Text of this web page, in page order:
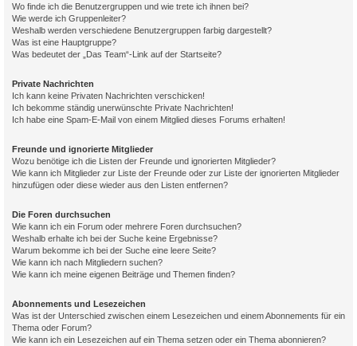
Wo finde ich die Benutzergruppen und wie trete ich ihnen bei?
Wie werde ich Gruppenleiter?
Weshalb werden verschiedene Benutzergruppen farbig dargestellt?
Was ist eine Hauptgruppe?
Was bedeutet der „Das Team“-Link auf der Startseite?
Private Nachrichten
Ich kann keine Privaten Nachrichten verschicken!
Ich bekomme ständig unerwünschte Private Nachrichten!
Ich habe eine Spam-E-Mail von einem Mitglied dieses Forums erhalten!
Freunde und ignorierte Mitglieder
Wozu benötige ich die Listen der Freunde und ignorierten Mitglieder?
Wie kann ich Mitglieder zur Liste der Freunde oder zur Liste der ignorierten Mitglieder
hinzufügen oder diese wieder aus den Listen entfernen?
Die Foren durchsuchen
Wie kann ich ein Forum oder mehrere Foren durchsuchen?
Weshalb erhalte ich bei der Suche keine Ergebnisse?
Warum bekomme ich bei der Suche eine leere Seite?
Wie kann ich nach Mitgliedern suchen?
Wie kann ich meine eigenen Beiträge und Themen finden?
Abonnements und Lesezeichen
Was ist der Unterschied zwischen einem Lesezeichen und einem Abonnements für ein
Thema oder Forum?
Wie kann ich ein Lesezeichen auf ein Thema setzen oder ein Thema abonnieren?